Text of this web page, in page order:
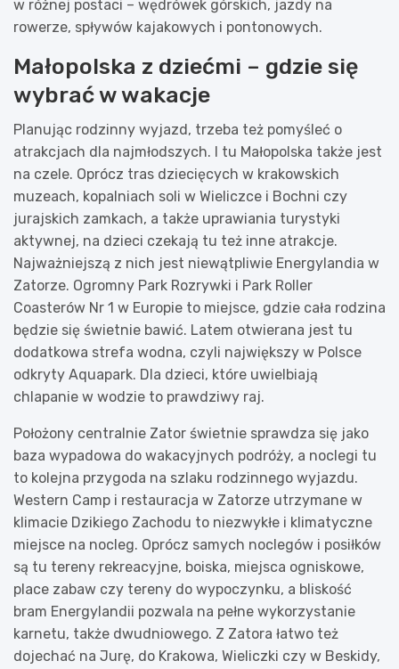
w różnej postaci – wędrówek górskich, jazdy na
rowerze, spływów kajakowych i pontonowych.
Małopolska z dziećmi – gdzie się
wybrać w wakacje
Planując rodzinny wyjazd, trzeba też pomyśleć o
atrakcjach dla najmłodszych. I tu Małopolska także jest
na czele. Oprócz tras dziecięcych w krakowskich
muzeach, kopalniach soli w Wieliczce i Bochni czy
jurajskich zamkach, a także uprawiania turystyki
aktywnej, na dzieci czekają tu też inne atrakcje.
Najważniejszą z nich jest niewątpliwie Energylandia w
Zatorze. Ogromny Park Rozrywki i Park Roller
Coasterów Nr 1 w Europie to miejsce, gdzie cała rodzina
będzie się świetnie bawić. Latem otwierana jest tu
dodatkowa strefa wodna, czyli największy w Polsce
odkryty Aquapark. Dla dzieci, które uwielbiają
chlapanie w wodzie to prawdziwy raj.
Położony centralnie Zator świetnie sprawdza się jako
baza wypadowa do wakacyjnych podróży, a noclegi tu
to kolejna przygoda na szlaku rodzinnego wyjazdu.
Western Camp i restauracja w Zatorze utrzymane w
klimacie Dzikiego Zachodu to niezwykłe i klimatyczne
miejsce na nocleg. Oprócz samych noclegów i posiłków
są tu tereny rekreacyjne, boiska, miejsca ogniskowe,
place zabaw czy tereny do wypoczynku, a bliskość
bram Energylandii pozwala na pełne wykorzystanie
karnetu, także dwudniowego. Z Zatora łatwo też
dojechać na Jurę, do Krakowa, Wieliczki czy w Beskidy,